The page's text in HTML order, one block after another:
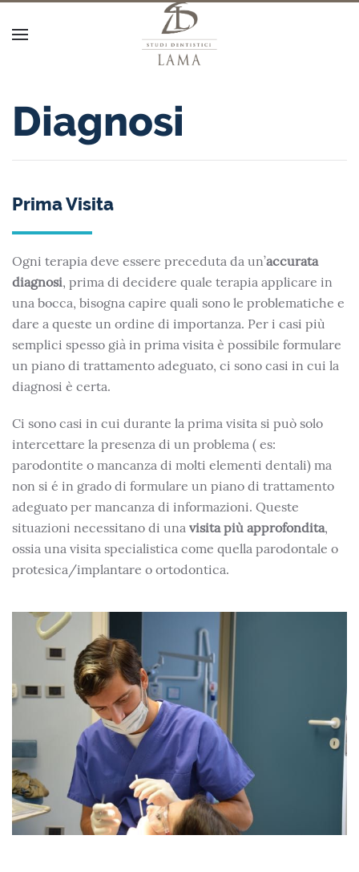
Diagnosi
Prima Visita
Ogni terapia deve essere preceduta da un’accurata
diagnosi, prima di decidere quale terapia applicare in
una bocca, bisogna capire quali sono le problematiche e
dare a queste un ordine di importanza. Per i casi più
semplici spesso già in prima visita è possibile formulare
un piano di trattamento adeguato, ci sono casi in cui la
diagnosi è certa.
Ci sono casi in cui durante la prima visita si può solo
intercettare la presenza di un problema ( es:
parodontite o mancanza di molti elementi dentali) ma
non si é in grado di formulare un piano di trattamento
adeguato per mancanza di informazioni. Queste
situazioni necessitano di una visita più approfondita,
ossia una visita specialistica come quella parodontale o
protesica/implantare o ortodontica.